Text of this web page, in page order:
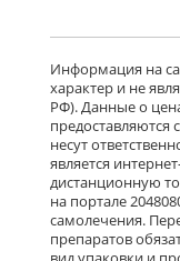
Информация на
характер и не
РФ). Данные о
несут
является
дистанционную
на портале
самолечения.
препаратов